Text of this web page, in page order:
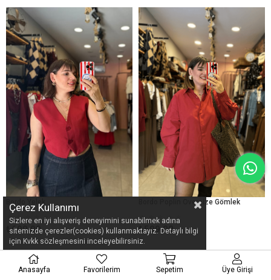
★ ★ ★
₺699,00
Bordo Poplin Oversize Gömlek
★ ★ ★
₺599,00
İndirim
Çerez Kullanımı
Sizlere en iyi alışveriş deneyimini sunabilmek adına
sitemizde çerezler(cookies) kullanmaktayız. Detaylı bilgi
için Kvkk sözleşmesini inceleyebilirsiniz.
Anasayfa Favorilerim Sepetim Üye Girişi